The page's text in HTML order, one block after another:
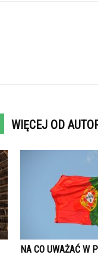
WIĘCEJ OD
NA CO UWAŻAĆ W